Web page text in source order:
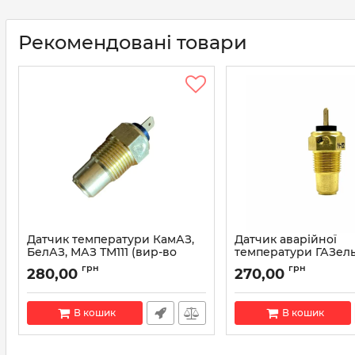
Рекомендовані товари
Датчик температури КамАЗ,
БелАЗ, МАЗ ТМ111 (вир-во
АвтоТрейд)
Артикул: ТМ111
280,00 грн
В кошик
Датчик аварійної
температури
(вир-во АвтoTрейд)
Артикул: ТМ111-02
270,00 грн
В кошик